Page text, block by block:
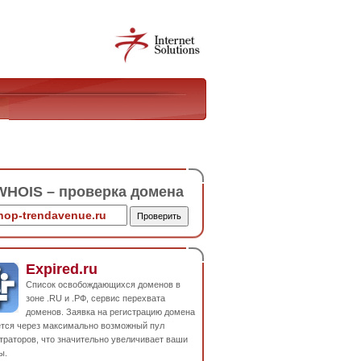
– проверка домена
Expired.ru
Список освобождающихся доменов в
зоне .RU и .РФ, сервис перехвата
доменов. Заявка на регистрацию домена
через максимально возможный пул
что значительно увеличивает ваши